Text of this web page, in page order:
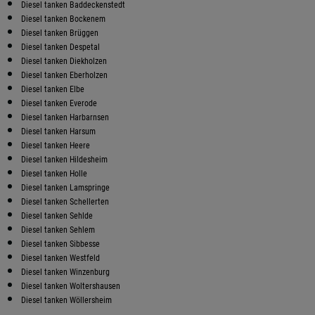
Diesel tanken Baddeckenstedt
Diesel tanken Bockenem
Diesel tanken Brüggen
Diesel tanken Despetal
Diesel tanken Diekholzen
Diesel tanken Eberholzen
Diesel tanken Elbe
Diesel tanken Everode
Diesel tanken Harbarnsen
Diesel tanken Harsum
Diesel tanken Heere
Diesel tanken Hildesheim
Diesel tanken Holle
Diesel tanken Lamspringe
Diesel tanken Schellerten
Diesel tanken Sehlde
Diesel tanken Sehlem
Diesel tanken Sibbesse
Diesel tanken Westfeld
Diesel tanken Winzenburg
Diesel tanken Woltershausen
Diesel tanken Wöllersheim